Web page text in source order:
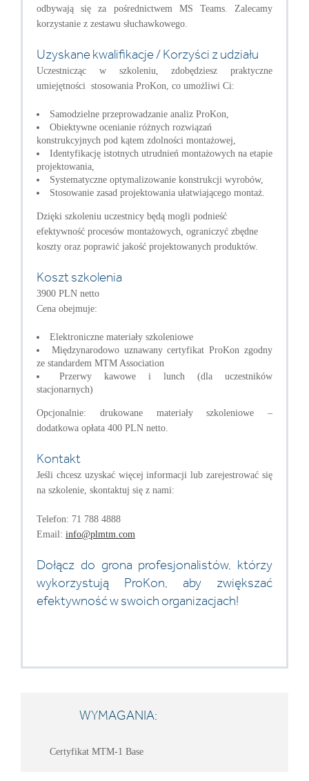
odbywają się za pośrednictwem MS Teams. Zalecamy
korzystanie z zestawu słuchawkowego.
Uzyskane kwalifikacje / Korzyści z udziału
Uczestnicząc w szkoleniu, zdobędziesz praktyczne
umiejętności stosowania ProKon, co umożliwi Ci:
Samodzielne przeprowadzanie analiz ProKon,
Obiektywne ocenianie różnych rozwiązań
konstrukcyjnych pod kątem zdolności montażowej,
Identyfikację istotnych utrudnień montażowych na etapie
projektowania,
Systematyczne optymalizowanie konstrukcji wyrobów,
Stosowanie zasad projektowania ułatwiającego montaż.
Dzięki szkoleniu uczestnicy będą mogli podnieść
efektywność procesów montażowych, ograniczyć zbędne
koszty oraz poprawić jakość projektowanych produktów.
Koszt szkolenia
3900 PLN netto
Cena obejmuje:
Elektroniczne materiały szkoleniowe
Międzynarodowo uznawany certyfikat ProKon zgodny
ze standardem MTM Association
Przerwy kawowe i lunch (dla uczestników
stacjonarnych)
Opcjonalnie: drukowane materiały szkoleniowe –
dodatkowa opłata 400 PLN netto.
Kontakt
Jeśli chcesz uzyskać więcej informacji lub zarejestrować się
na szkolenie, skontaktuj się z nami:
Telefon: 71 788 4888
Email: info@plmtm.com
Dołącz do grona profesjonalistów, którzy
wykorzystują ProKon, aby zwiększać
efektywność w swoich organizacjach!
WYMAGANIA:
Certyfikat MTM-1 Base